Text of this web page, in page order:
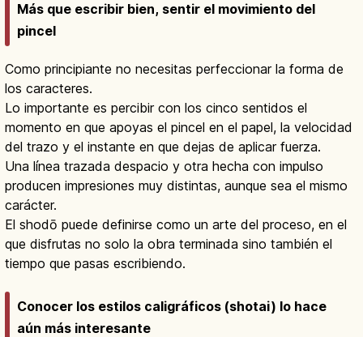
Más que escribir bien, sentir el movimiento del
pincel
Como principiante no necesitas perfeccionar la forma de
los caracteres.
Lo importante es percibir con los cinco sentidos el
momento en que apoyas el pincel en el papel, la velocidad
del trazo y el instante en que dejas de aplicar fuerza.
Una línea trazada despacio y otra hecha con impulso
producen impresiones muy distintas, aunque sea el mismo
carácter.
El shodō puede definirse como un arte del proceso, en el
que disfrutas no solo la obra terminada sino también el
tiempo que pasas escribiendo.
Conocer los estilos caligráficos (shotai) lo hace
aún más interesante